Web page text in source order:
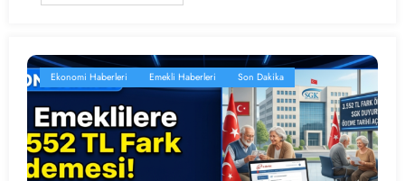
Ekonomi Haberleri Emekli Haberleri Son Dakika